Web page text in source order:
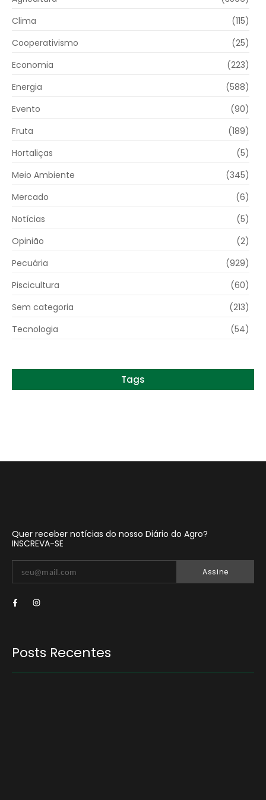
Clima
(115)
Cooperativismo
(25)
Economia
(223)
Energia
(588)
Evento
(90)
Fruta
(189)
Hortaliças
(5)
Meio Ambiente
(345)
Mercado
(6)
Notícias
(5)
Opinião
(2)
Pecuária
(929)
Piscicultura
(60)
Sem categoria
(213)
Tecnologia
(54)
Tags
Quer receber notícias do nosso Diário do Agro?
INSCREVA-SE
Assine
Posts Recentes